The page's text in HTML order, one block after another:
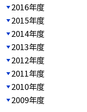
2016年度
2015年度
2014年度
2013年度
2012年度
2011年度
2010年度
2009年度